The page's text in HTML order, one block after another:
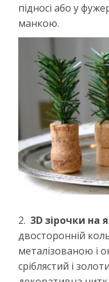
підносі або у
манкою.
2. 3D зірочки на
двосторонній
металізованою і
сріблястий і